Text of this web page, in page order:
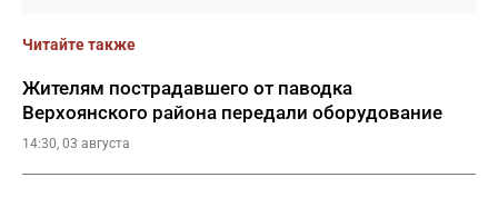
Читайте также
Жителям пострадавшего от паводка
Верхоянского района передали оборудование
14:30, 03 августа